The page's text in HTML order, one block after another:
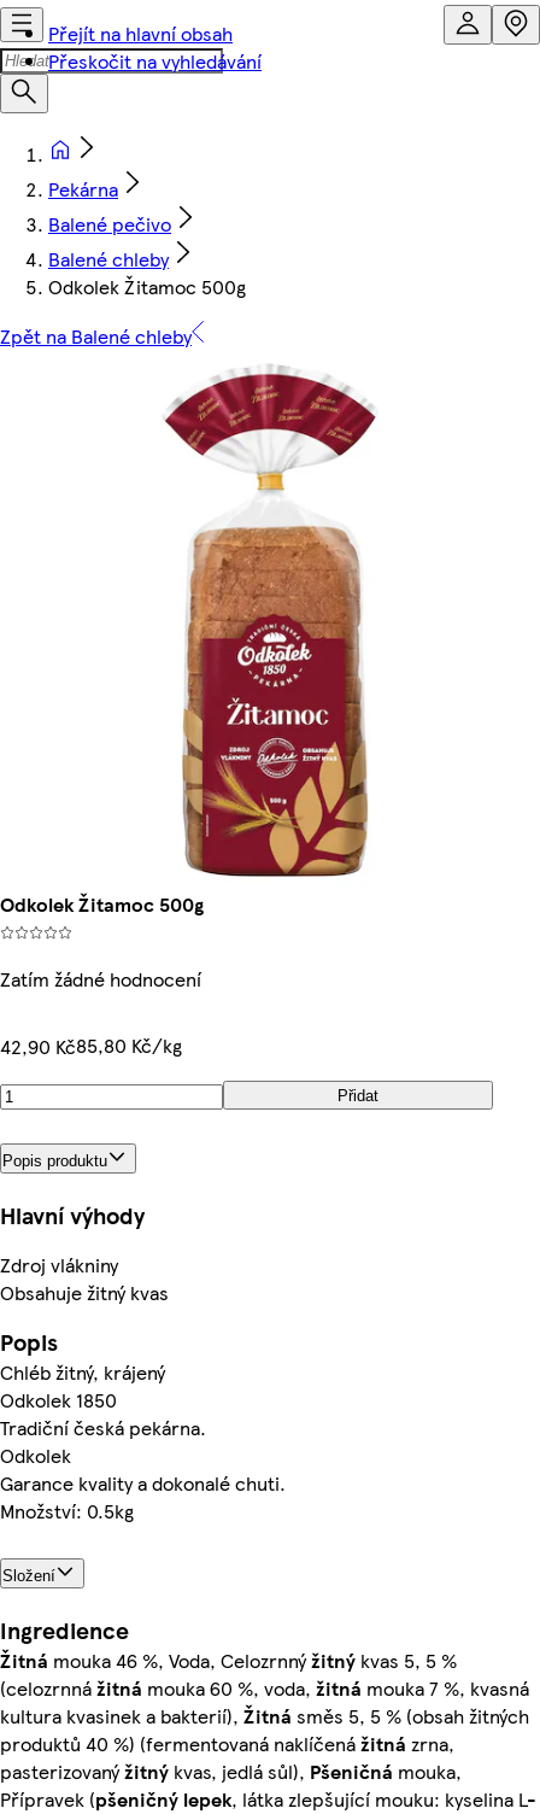
Přejít na hlavní obsah
Přeskočit na vyhledávání
Pekárna
Balené pečivo
Balené chleby
Odkolek Žitamoc 500g
Zpět na Balené chleby
Odkolek Žitamoc 500g
Zatím žádné hodnocení
42,90 Kč85,80 Kč/kg
Přidat
Popis produktu
Hlavní výhody
Zdroj vlákniny
Obsahuje žitný kvas
Popis
Chléb žitný, krájený
Odkolek 1850
Tradiční česká pekárna.
Odkolek
Garance kvality a dokonalé chuti.
Množství: 0.5kg
Složení
Ingredience
Žitná mouka 46 %, Voda, Celozrnnýžitný kvas 5, 5 %
(celozrnnážitná mouka 60 %, voda, žitná mouka 7 %, kvasná
kultura kvasinek a bakterií), Žitná směs 5, 5 % (obsah žitných
produktů 40 %) (fermentovaná naklíčenážitná zrna,
pasterizovanýžitný kvas, jedlá sůl), Pšeničná mouka,
Přípravek (pšeničný lepek, látka zlepšující mouku: kyselina L-